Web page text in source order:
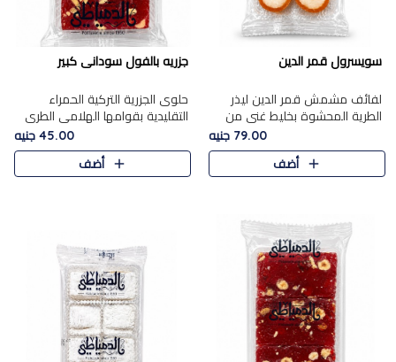
سويسرول قمر الدين
لفائف مشمش قمر الدين ليذر
الطرية المحشوة بخليط غني من
جوز الهند الأبيض والمكسرات
الفاخرة، يقدم المذاق الحلو
الطبيعي لقمر الدين و تجمع بين
79.00 جنيه
أضف
جزريه بالفول سودانى كبير
حلوى الجزرية التركية الحمراء
التقليدية بقوامها الهلامي الطري
ولونها الأحمر المميز، محشوة
بسخاء بالفول السوداني المحمص
لتمنحك توازنًا رائعًا ..
45.00 جنيه
أضف